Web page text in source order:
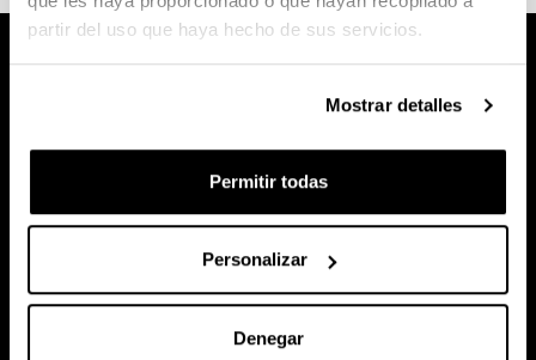
partir del uso que haya hecho de sus servicios.
Mostrar detalles
Permitir todas
Personalizar
Denegar